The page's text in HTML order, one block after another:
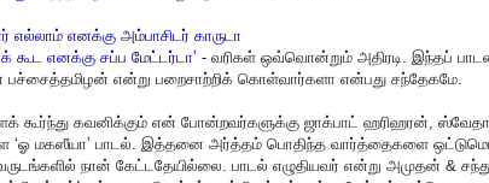
எல்லாம் எனக்கு அம்பாசிடர் காருடா
கூட எனக்கு சப்ப மேட்டர்டா’ - வரிகள் ஒவ்வொன்றும் அதிரடி. இந்தப்
என்று பறைசாற்றிக் கொள்வார்களா என்பது சந்தேகமே.
கூர்ந்து கவனிக்கும் என் போன்றவர்களுக்கு ஜாக்பாட் ஹரிஹரன்,
‘ஓ மகஸீயா’ பாடல். இத்தனை அர்த்தம் பொதிந்த வார்த்தைகளை
நான் கேட்டதேயில்லை. பாடல் எழுதியவர் என்று அமுதன் &